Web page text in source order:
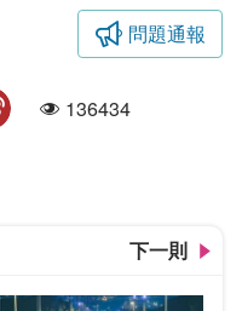
問題通報
人氣136434
下一則